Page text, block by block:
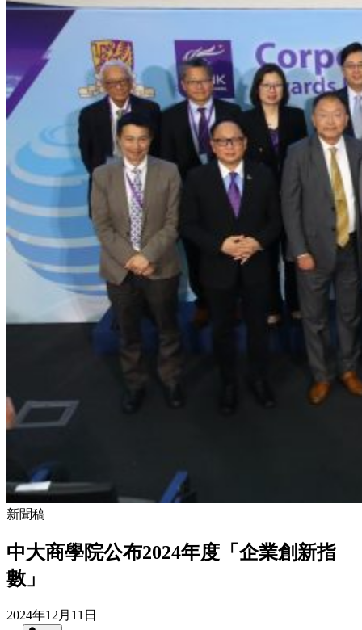
新聞稿
中大商學院公布2024年度「企業創新指
數」
2024年12月11日